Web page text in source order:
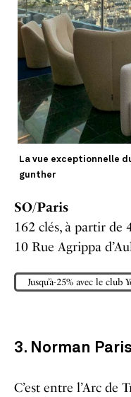
La vue exceptionnelle
gunther
SO/Paris
162 clés, à partir de
10 Rue Agrippa
Jusqu’à-25% avec le club
3. Norman
C’est entre l’Arc de